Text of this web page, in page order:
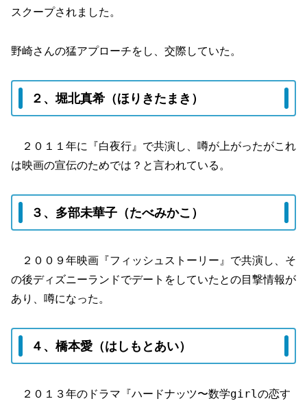
スクープされました。
野崎さんの猛アプローチをし、交際していた。
２、堀北真希（ほりきたまき）
２０１１年に『白夜行』で共演し、噂が上がったがこれ
は映画の宣伝のためでは？と言われている。
３、多部未華子（たべみかこ）
２００９年映画『フィッシュストーリー』で共演し、そ
の後ディズニーランドでデートをしていたとの目撃情報が
あり、噂になった。
４、橋本愛（はしもとあい）
２０１３年のドラマ『ハードナッツ〜数学girlの恋す